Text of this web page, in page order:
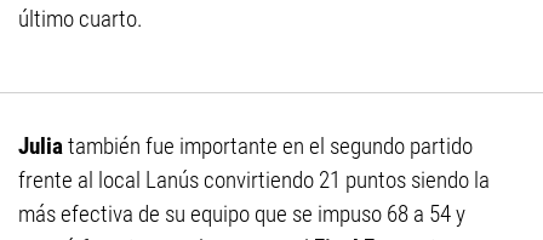
último cuarto.
Juliatambién fue importante en el segundo partido
frente al local Lanús convirtiendo 21 puntos siendo la
más efectiva de su equipo que se impuso 68 a 54 y